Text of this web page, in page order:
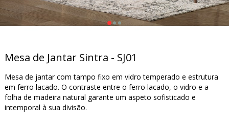
Mesa de Jantar Sintra - SJ01
Mesa de jantar com tampo fixo em vidro temperado e estrutura
em ferro lacado. O contraste entre o ferro lacado, o vidro e a
folha de madeira natural garante um aspeto sofisticado e
intemporal à sua divisão.